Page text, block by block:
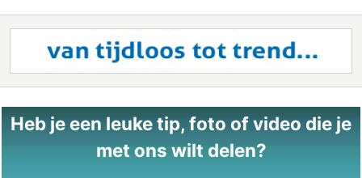
Heb je een leuke tip, foto of video die je
met ons wilt delen?